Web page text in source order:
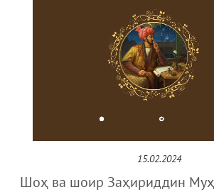
15.02.2024
Шоҳ ва шоир Заҳириддин